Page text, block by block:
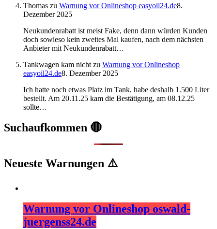
Thomas zu Warnung vor Onlineshop easyoil24.de8.
Dezember 2025
Neukundenrabatt ist meist Fake, denn dann würden Kunden
doch sowieso kein zweites Mal kaufen, nach dem nächsten
Anbieter mit Neukundenrabatt…
Tankwagen kam nicht zu Warnung vor Onlineshop
easyoil24.de8. Dezember 2025
Ich hatte noch etwas Platz im Tank, habe deshalb 1.500 Liter
bestellt. Am 20.11.25 kam die Bestätigung, am 08.12.25
sollte…
Suchaufkommen 🔴
Neueste Warnungen ⚠️
Warnung vor Onlineshop oswald-
juergenss24.de